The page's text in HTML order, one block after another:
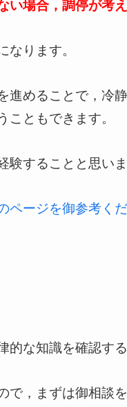
場合，調停が考え
なります。
進めることで，冷
こともできます。
験することと思いま
ページを御参考く
的な知識を確認す
で，まずは御相談